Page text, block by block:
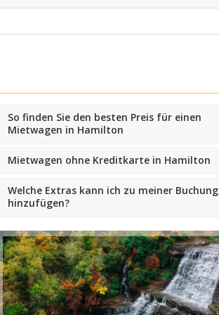
So finden Sie den besten Preis für einen
Mietwagen in Hamilton
Mietwagen ohne Kreditkarte in Hamilton
Welche Extras kann ich zu meiner Buchung
hinzufügen?